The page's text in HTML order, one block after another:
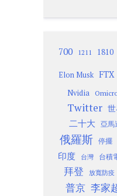
700 1211 1810
Elon Musk FTX
Nvidia
Twitter
二十大 亞馬
俄羅斯 停擺
印度
台灣 台積
拜登 放寬防疫
普京 李家